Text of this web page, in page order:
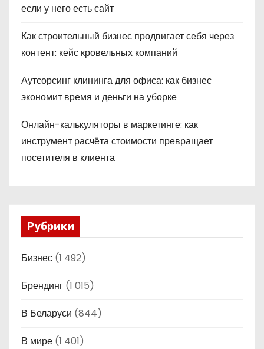
если у него есть сайт
Как строительный бизнес продвигает себя через
контент: кейс кровельных компаний
Аутсорсинг клининга для офиса: как бизнес
экономит время и деньги на уборке
Онлайн-калькуляторы в маркетинге: как
инструмент расчёта стоимости превращает
посетителя в клиента
Рубрики
Бизнес (1 492)
Брендинг (1 015)
В Беларуси (844)
В мире (1 401)